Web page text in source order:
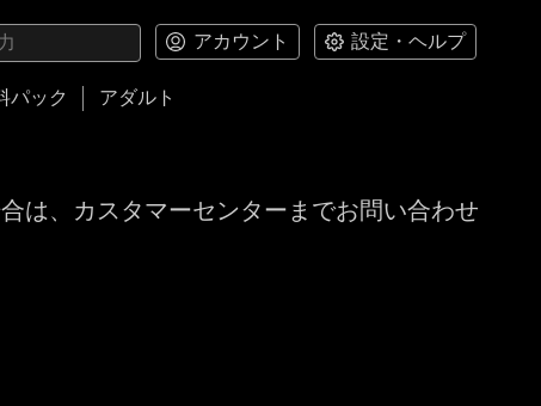
アカウント 設定・ヘルプ
パック アダルト
は、カスタマーセンターまでお問い合わせ